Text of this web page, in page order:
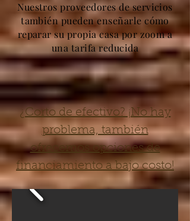
Nuestros proveedores de servicios
también pueden enseñarle cómo
reparar su propia casa por zoom a
una tarifa reducida
¿Corto de efectivo? ¡No hay
problema, también
ofrecemos opciones de
financiamiento a bajo costo!